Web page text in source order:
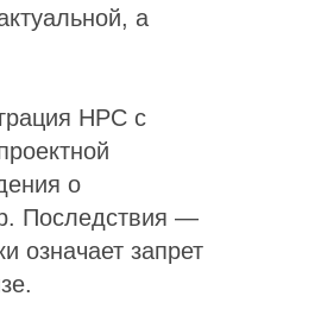
а
НРС с
о
Последствия —
означает запрет